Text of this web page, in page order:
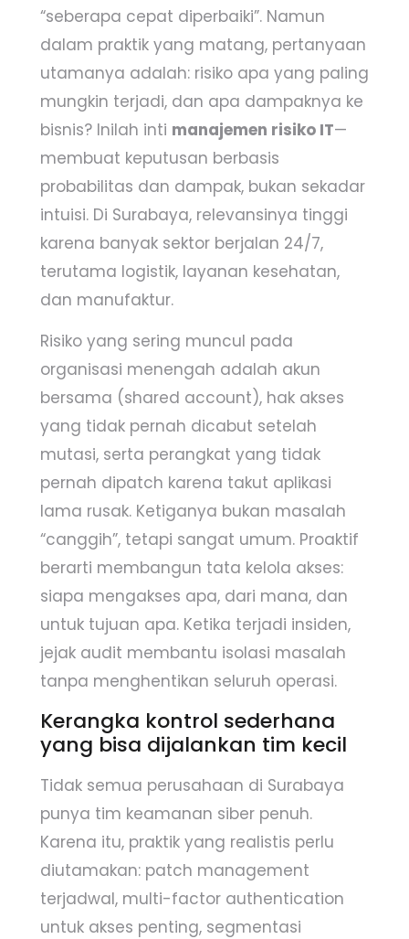
“seberapa cepat diperbaiki”. Namun
dalam praktik yang matang, pertanyaan
utamanya adalah: risiko apa yang paling
mungkin terjadi, dan apa dampaknya ke
bisnis? Inilah inti manajemen risiko IT—
membuat keputusan berbasis
probabilitas dan dampak, bukan sekadar
intuisi. Di Surabaya, relevansinya tinggi
karena banyak sektor berjalan 24/7,
terutama logistik, layanan kesehatan,
dan manufaktur.
Risiko yang sering muncul pada
organisasi menengah adalah akun
bersama (shared account), hak akses
yang tidak pernah dicabut setelah
mutasi, serta perangkat yang tidak
pernah dipatch karena takut aplikasi
lama rusak. Ketiganya bukan masalah
“canggih”, tetapi sangat umum. Proaktif
berarti membangun tata kelola akses:
siapa mengakses apa, dari mana, dan
untuk tujuan apa. Ketika terjadi insiden,
jejak audit membantu isolasi masalah
tanpa menghentikan seluruh operasi.
Kerangka kontrol sederhana
yang bisa dijalankan tim kecil
Tidak semua perusahaan di Surabaya
punya tim keamanan siber penuh.
Karena itu, praktik yang realistis perlu
diutamakan: patch management
terjadwal, multi-factor authentication
untuk akses penting, segmentasi